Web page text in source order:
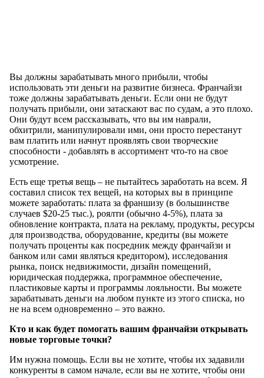
Вы должны зарабатывать много прибыли, чтобы
использовать эти деньги на развитие бизнеса. Франчайзи
тоже должны зарабатывать деньги. Если они не будут
получать прибыли, они затаскают вас по судам, а это плохо.
Они будут всем рассказывать, что вы им наврали,
обхитрили, манипулировали ими, они просто перестанут
вам платить или начнут проявлять свои творческие
способности - добавлять в ассортимент что-то на свое
усмотрение.
Есть еще третья вещь – не пытайтесь заработать на всем. Я
составил список тех вещей, на которых вы в принципе
можете заработать: плата за франшизу (в большинстве
случаев $20-25 тыс.), роялти (обычно 4-5%), плата за
обновление контракта, плата на рекламу, продукты, ресурсы
для производства, оборудование, кредиты (вы можете
получать проценты как посредник между франчайзи и
банком или сами являться кредитором), исследования
рынка, поиск недвижимости, дизайн помещений,
юридическая поддержка, программное обеспечение,
пластиковые карты и программы лояльности. Вы можете
зарабатывать деньги на любом пункте из этого списка, но
не на всем одновременно – это важно.
Кто и как будет помогать вашим франчайзи открывать
новые торговые точки?
Им нужна помощь. Если вы не хотите, чтобы их задавили
конкуренты в самом начале, если вы не хотите, чтобы они